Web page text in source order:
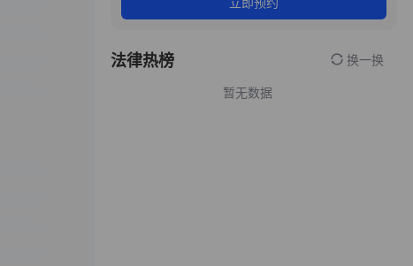
立即预约
法律热榜 换一换
暂无数据